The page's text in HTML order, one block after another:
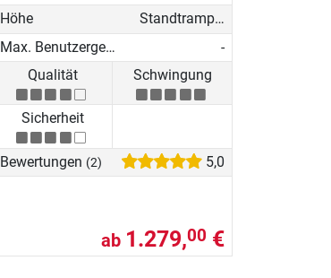
Höhe
Standtrampolin
Max. Benutzergewicht
-
Qualität
Schwingung
Sicherheit
Bewertungen (2) 5,0
ab 1.279,00 €